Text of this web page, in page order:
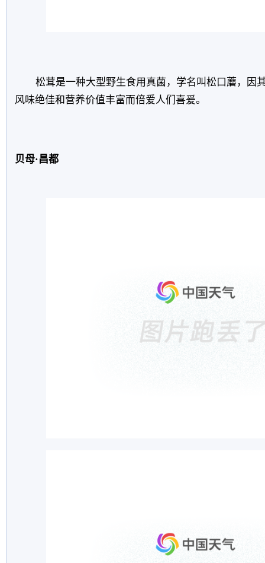
松茸是一种大型野生食用真菌，学名叫松口蘑，因
风味绝佳和营养价值丰富而倍爱人们喜爰。
贝母·昌都